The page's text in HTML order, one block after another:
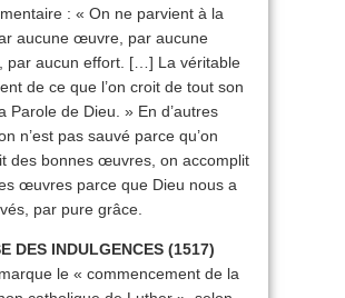
: « On ne parvient à la
aucune œuvre, par aucune
par aucun effort. […] La véritable
de ce que l’on croit de tout son
Parole de Dieu. » En d’autres
n’est pas sauvé parce qu’on
des bonnes œuvres, on accomplit
œuvres parce que Dieu nous a
par pure grâce.
DES INDULGENCES (1517)
le « commencement de la